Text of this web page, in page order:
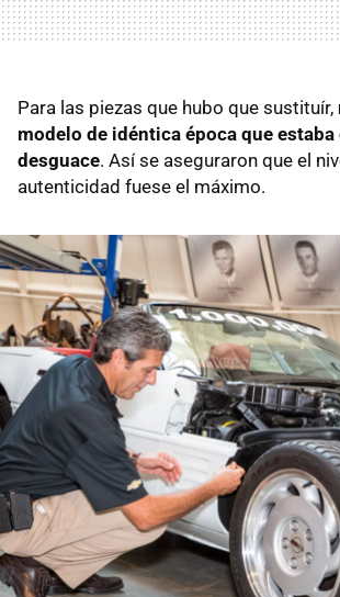
Para las piezas que hubo que sustituír,
modelo de idéntica época que estaba
desguace. Así se aseguraron que el
autenticidad fuese el máximo.